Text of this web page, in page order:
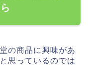
の商品に興味があ
思っているのでは